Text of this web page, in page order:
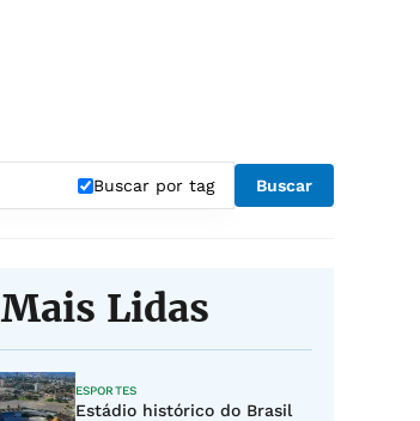
Buscar por tag Buscar
Mais Lidas
ESPORTES
Estádio histórico do Brasil